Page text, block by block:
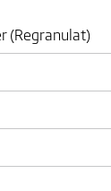
(Regranulat)